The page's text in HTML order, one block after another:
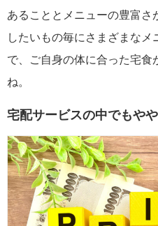
あることとメニューの豊富さ
したいもの毎にさまざまな
で、ご自身の体に合った宅食
ね。
宅配サービスの中でもや